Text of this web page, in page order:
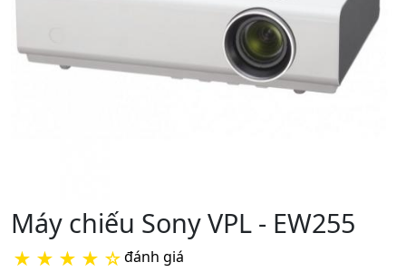
Máy chiếu Sony VPL - EW255
★ ★ ★ ★ ☆đánh giá